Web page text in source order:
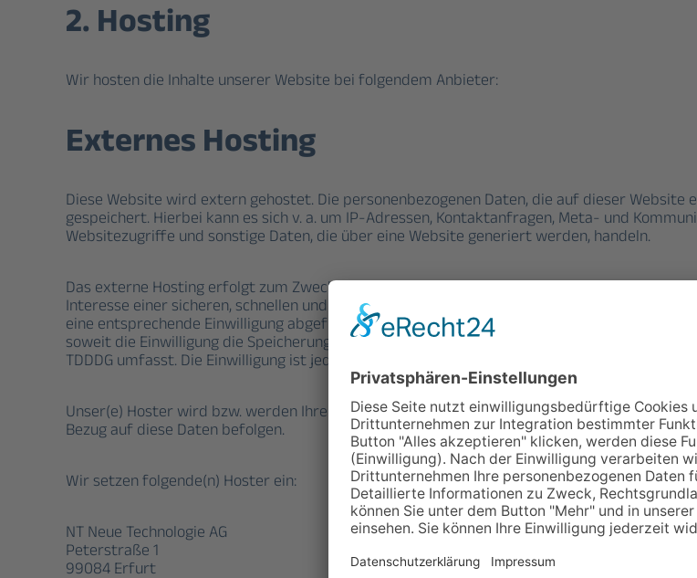
2. Hosting
Wir hosten die Inhalte unserer Website bei folgendem Anbieter:
Externes Hosting
Diese Website wird extern gehostet. Die personenbezogenen Daten, die auf dieser
gespeichert. Hierbei kann es sich v. a. um IP-Adressen, Kontaktanfragen, Meta- und
Websitezugriffe und sonstige Daten, die über eine Website generiert werden, handeln.
Das externe Hosting erfolgt zum Zwecke der Vertragserfüllung gegenüber unseren
Interesse einer sicheren, schnellen und effizienten Bereitstellung unseres Online-Angebots
eine entsprechende Einwilligung abgefragt wurde, erfolgt die Verarbeitung ausschließlich auf
soweit die Einwilligung die Speicherung von Cookies oder den Zugriff auf Informationen im
TDDDG umfasst. Die Einwilligung ist jederzeit widerrufbar.
Unser(e) Hoster wird bzw. werden Ihre Daten nur insoweit verarbeiten, wie dies zur
Bezug auf diese Daten befolgen.
Wir setzen folgende(n) Hoster ein:
NT Neue Technologie AG
Peterstraße 1
99084 Erfurt